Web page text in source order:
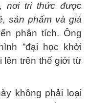
nơi tri thức được
sản phẩm và giá
phân tích. Ông
”đại học khởi
lên trên thế giới từ
không phải loại